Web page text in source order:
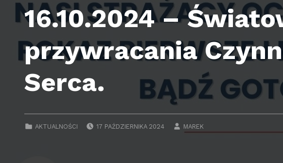
16.10.2024 –
przywracania
Serca.
CATEGORIZED IN:
AKTUALNOŚCI
POSTED ON:
17 PAŹDZIERNIKA 2024 MAREK